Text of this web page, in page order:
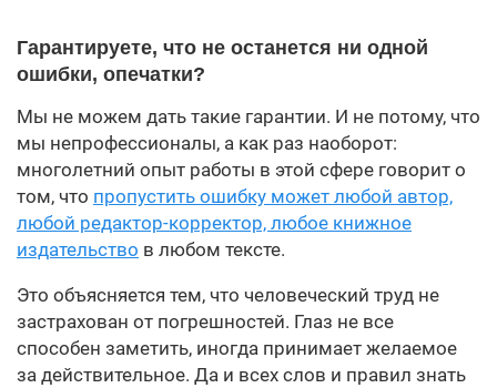
Гарантируете, что не останется ни одной
ошибки, опечатки?
Мы не можем дать такие гарантии. И не потому, что
мы непрофессионалы, а как раз наоборот:
многолетний опыт работы в этой сфере говорит о
том, что пропустить ошибку может любой автор,
любой редактор-корректор, любое книжное
издательство в любом тексте.
Это объясняется тем, что человеческий труд не
застрахован от погрешностей. Глаз не все
способен заметить, иногда принимает желаемое
за действительное. Да и всех слов и правил знать